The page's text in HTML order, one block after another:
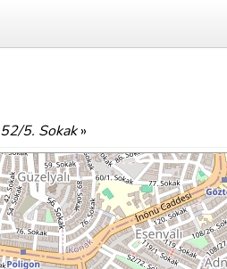
52/5. Sokak»